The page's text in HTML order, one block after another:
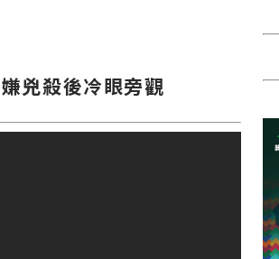
富里鄉
兇殺後冷眼旁觀